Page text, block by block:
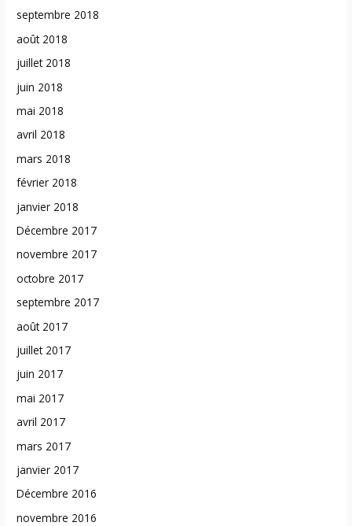
septembre 2018
août 2018
juillet 2018
juin 2018
mai 2018
avril 2018
mars 2018
février 2018
janvier 2018
Décembre 2017
novembre 2017
octobre 2017
septembre 2017
août 2017
juillet 2017
juin 2017
mai 2017
avril 2017
mars 2017
janvier 2017
Décembre 2016
novembre 2016